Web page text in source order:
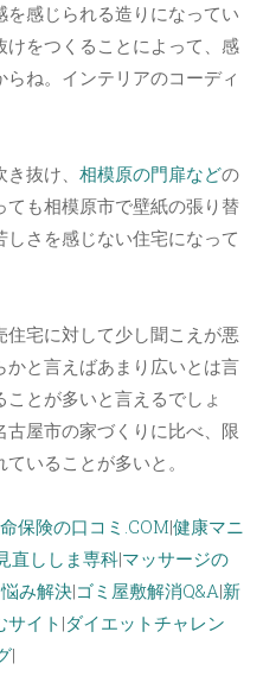
感じられる造りになってい
けをつくることによって、感
ね。インテリアのコーディ
抜け、 相模原の門扉などの
も相模原市で壁紙の張り替
さを感じない住宅になって
宅に対して少し聞こえが悪
と言えばあまり広いとは言
とが多いと言えるでしょ
古屋市の家づくりに比べ、限
いることが多いと。
保険の口コミ.COM|健康マニ
直ししま専科|マッサージの
み解決|ゴミ屋敷解消Q&A|新
サイト |ダイエットチャレン
|